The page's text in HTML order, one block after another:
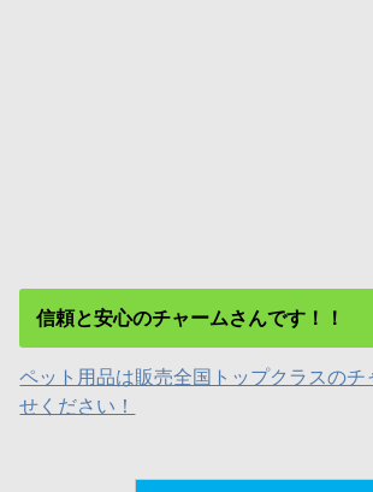
信頼と安心のチャームさんです！！
ペット用品は販売全国トップクラスのチ
せください！